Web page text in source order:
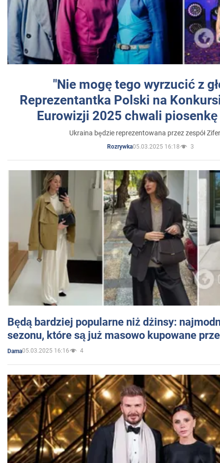
"Nie mogę tego wyrzucić z
Reprezentantka Polski na
Eurowizji 2025 chwali
Ukraina będzie reprezentowana przez zespół
Rozrywka05.03.2025 16:18 3
Będą bardziej popularne niż dżinsy:
sezonu, które są już masowo kupowane
Dama05.03.2025 16:16 4